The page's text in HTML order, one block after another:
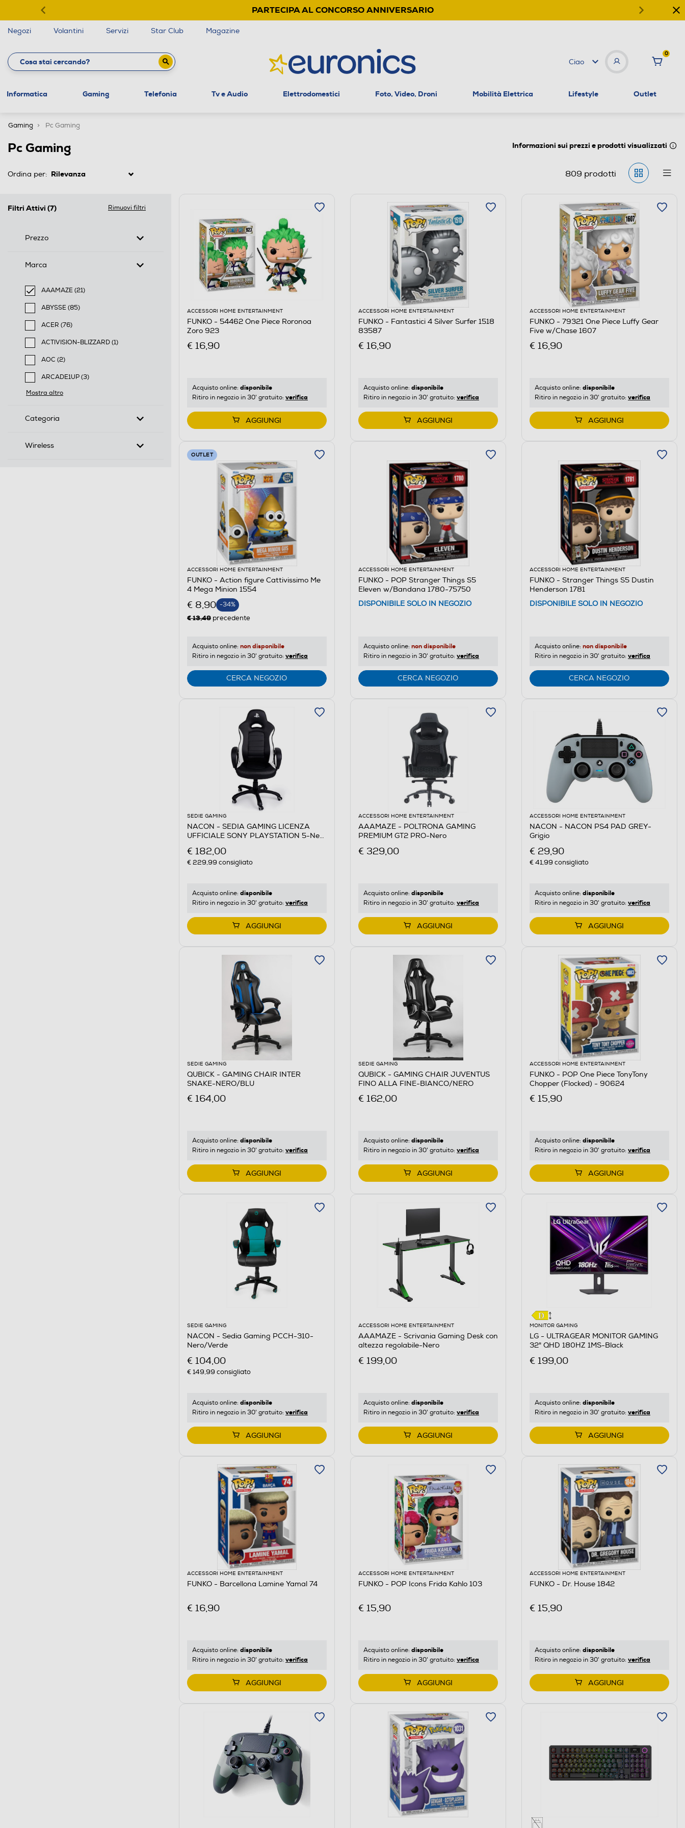
PARTECIPA AL CONCORSO ANNIVERSARIO
Negozi Volantini Servizi Star Club Magazine
Ciao
0
Informatica Gaming Telefonia Tv e Audio Elettrodomestici Foto, Video, Droni Mobilità Elettrica Lifestyle Outlet
Gaming Pc Gaming
Pc Gaming Informazioni sui prezzi e prodotti visualizzati
Ordina per: 809 prodotti
Filtri Attivi (7) Rimuovi filtri
Prezzo
Marca
AAAMAZE (21)
selected Filtro applicato per Marca: AAAMAZE
ABYSSE (85)
Filtra per Marca: ABYSSE
ACER (76)
Filtra per Marca: ACER
ACTIVISION-BLIZZARD (1)
Filtra per Marca: ACTIVISION-BLIZZARD
AOC (2)
Filtra per Marca: AOC
ARCADE1UP (3)
Filtra per Marca: ARCADE1UP
Mostra altro
Categoria
Wireless
ACCESSORI HOME ENTERTAINMENT
FUNKO - 54462 One Piece Roronoa
Zoro 923
€ 16,90
Acquisto online: disponibile
Ritiro in negozio in 30' gratuito: verifica
AGGIUNGI
ACCESSORI HOME ENTERTAINMENT
FUNKO - Fantastici 4 Silver Surfer 1518
83587
€ 16,90
Acquisto online: disponibile
Ritiro in negozio in 30' gratuito: verifica
AGGIUNGI
ACCESSORI HOME ENTERTAINMENT
FUNKO - 79321 One Piece Luffy Gear
Five w/Chase 1607
€ 16,90
Acquisto online: disponibile
Ritiro in negozio in 30' gratuito: verifica
AGGIUNGI
OUTLET
ACCESSORI HOME ENTERTAINMENT
FUNKO - Action figure Cattivissimo Me
4 Mega Minion 1554
€ 8,90 -34%
€ 13,49 precedente
Acquisto online: non disponibile
Ritiro in negozio in 30' gratuito: verifica
CERCA NEGOZIO
ACCESSORI HOME ENTERTAINMENT
FUNKO - POP Stranger Things S5
Eleven w/Bandana 1780-75750
DISPONIBILE SOLO IN NEGOZIO
Acquisto online: non disponibile
Ritiro in negozio in 30' gratuito: verifica
CERCA NEGOZIO
ACCESSORI HOME ENTERTAINMENT
FUNKO - Stranger Things S5 Dustin
Henderson 1781
DISPONIBILE SOLO IN NEGOZIO
Acquisto online: non disponibile
Ritiro in negozio in 30' gratuito: verifica
CERCA NEGOZIO
SEDIE GAMING
NACON - SEDIA GAMING LICENZA
UFFICIALE SONY PLAYSTATION 5-Nero
€ 182,00
€ 229,99 consigliato
Acquisto online: disponibile
Ritiro in negozio in 30' gratuito: verifica
AGGIUNGI
ACCESSORI HOME ENTERTAINMENT
AAAMAZE - POLTRONA GAMING
PREMIUM GT2 PRO-Nero
€ 329,00
Acquisto online: disponibile
Ritiro in negozio in 30' gratuito: verifica
AGGIUNGI
ACCESSORI HOME ENTERTAINMENT
NACON - NACON PS4 PAD GREY-
Grigio
€ 29,90
€ 41,99 consigliato
Acquisto online: disponibile
Ritiro in negozio in 30' gratuito: verifica
AGGIUNGI
SEDIE GAMING
QUBICK - GAMING CHAIR INTER
SNAKE-NERO/BLU
€ 164,00
Acquisto online: disponibile
Ritiro in negozio in 30' gratuito: verifica
AGGIUNGI
SEDIE GAMING
QUBICK - GAMING CHAIR JUVENTUS
FINO ALLA FINE-BIANCO/NERO
€ 162,00
Acquisto online: disponibile
Ritiro in negozio in 30' gratuito: verifica
AGGIUNGI
ACCESSORI HOME ENTERTAINMENT
FUNKO - POP One Piece TonyTony
Chopper (Flocked) - 90624
€ 15,90
Acquisto online: disponibile
Ritiro in negozio in 30' gratuito: verifica
AGGIUNGI
SEDIE GAMING
NACON - Sedia Gaming PCCH-310-
Nero/Verde
€ 104,00
€ 149,99 consigliato
Acquisto online: disponibile
Ritiro in negozio in 30' gratuito: verifica
AGGIUNGI
ACCESSORI HOME ENTERTAINMENT
AAAMAZE - Scrivania Gaming Desk con
altezza regolabile-Nero
€ 199,00
Acquisto online: disponibile
Ritiro in negozio in 30' gratuito: verifica
AGGIUNGI
MONITOR GAMING
LG - ULTRAGEAR MONITOR GAMING
32" QHD 180HZ 1MS-Black
€ 199,00
Acquisto online: disponibile
Ritiro in negozio in 30' gratuito: verifica
AGGIUNGI
ACCESSORI HOME ENTERTAINMENT
FUNKO - Barcellona Lamine Yamal 74
€ 16,90
Acquisto online: disponibile
Ritiro in negozio in 30' gratuito: verifica
AGGIUNGI
ACCESSORI HOME ENTERTAINMENT
FUNKO - POP Icons Frida Kahlo 103
€ 15,90
Acquisto online: disponibile
Ritiro in negozio in 30' gratuito: verifica
AGGIUNGI
ACCESSORI HOME ENTERTAINMENT
FUNKO - Dr. House 1842
€ 15,90
Acquisto online: disponibile
Ritiro in negozio in 30' gratuito: verifica
AGGIUNGI